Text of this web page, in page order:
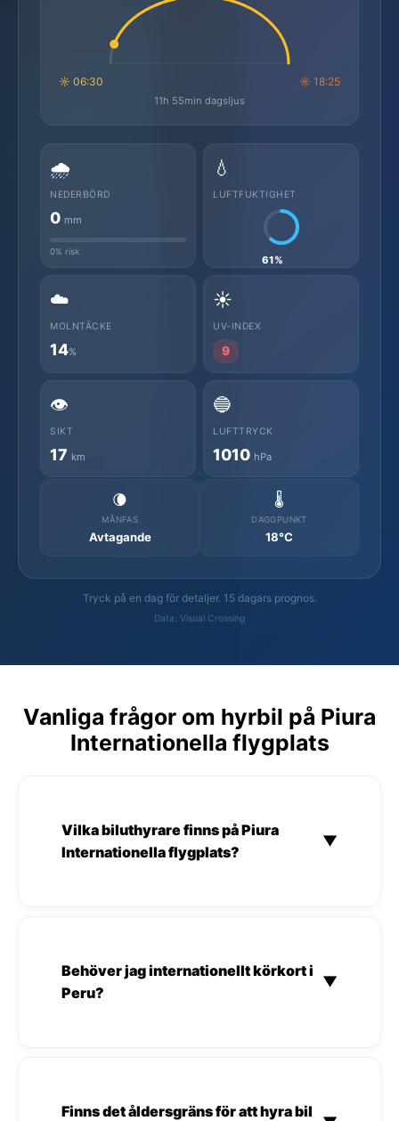
☼ 06:30 ☼ 18:25
11h 55min dagsljus
🌧️
NEDERBÖRD
0 mm
0% risk
💧
LUFTFUKTIGHET
61%
☁️
MOLNTÄCKE
14%
☀️
UV-INDEX
9
👁️
SIKT
17 km
🔵
LUFTTRYCK
1010 hPa
🌘
MÅNFAS
Avtagande
🌡️
DAGGPUNKT
18°C
Tryck på en dag för detaljer. 15 dagars prognos.
Data: Visual Crossing
Vanliga frågor om hyrbil på Piura
Internationella flygplats
Vilka biluthyrare finns på Piura
Internationella flygplats?
▼
Behöver jag internationellt körkort i
Peru?
▼
Finns det åldersgräns för att hyra bil